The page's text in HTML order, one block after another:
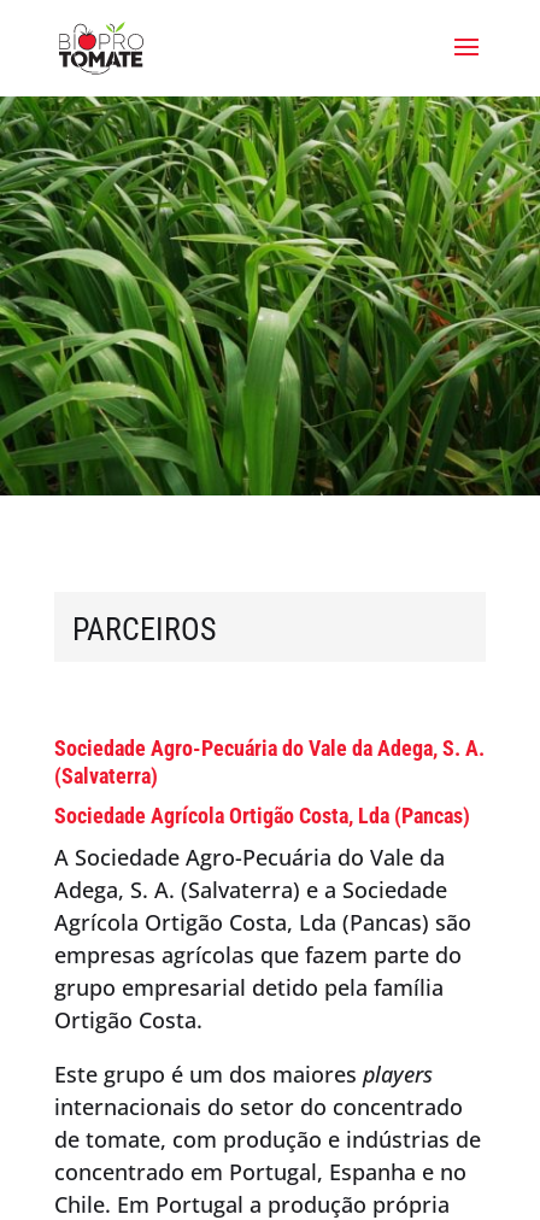
PARCEIROS
Sociedade Agro-Pecuária do Vale da Adega, S. A.
(Salvaterra)
Sociedade Agrícola Ortigão Costa, Lda (Pancas)
A Sociedade Agro-Pecuária do Vale da
Adega, S. A. (Salvaterra) e a Sociedade
Agrícola Ortigão Costa, Lda (Pancas) são
empresas agrícolas que fazem parte do
grupo empresarial detido pela família
Ortigão Costa.
Este grupo é um dos maiores players
internacionais do setor do concentrado
de tomate, com produção e indústrias de
concentrado em Portugal, Espanha e no
Chile. Em Portugal a produção própria